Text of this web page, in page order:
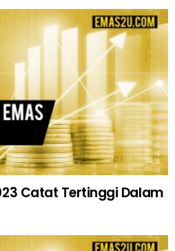
Catat Tertinggi Dalam